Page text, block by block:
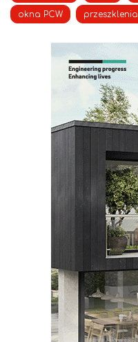
okna PCW przeszklenia